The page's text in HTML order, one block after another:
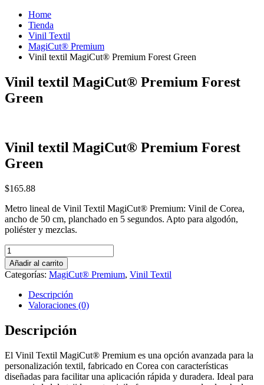
Home
Tienda
Vinil Textil
MagiCut® Premium
Vinil textil MagiCut® Premium Forest Green
Vinil textil MagiCut® Premium Forest
Green
Vinil textil MagiCut® Premium Forest
Green
$165.88
Metro lineal de Vinil Textil MagiCut® Premium: Vinil de Corea,
ancho de 50 cm, planchado en 5 segundos. Apto para algodón,
poliéster y mezclas.
Vinil
textil
MagiCut®
Premium
Forest
Green
cantidad
Añadir al carrito
Categorías: MagiCut® Premium, Vinil Textil
Descripción
Valoraciones (0)
Descripción
El Vinil Textil MagiCut® Premium es una opción avanzada para la
personalización textil, fabricado en Corea con características
diseñadas para facilitar una aplicación rápida y duradera. Ideal para